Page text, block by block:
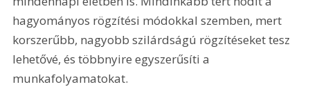
hagyományos rögzítési módokkal szemben, mert
korszerűbb, nagyobb szilárdságú rögzítéseket tesz
lehetővé, és többnyire egyszerűsíti a
munkafolyamatokat.